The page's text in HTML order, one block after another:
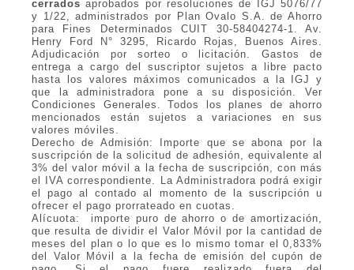
cerradosaprobados por resoluciones de IGJ 5076/77
y 1/22, administrados por Plan Ovalo S.A. de Ahorro
para Fines Determinados CUIT 30-58404274-1. Av.
Henry Ford N° 3295, Ricardo Rojas, Buenos Aires.
Adjudicación por sorteo o licitación. Gastos de
entrega a cargo del suscriptor sujetos a libre pacto
hasta los valores máximos comunicados a la IGJ y
que la administradora pone a su disposición. Ver
Condiciones Generales. Todos los planes de ahorro
mencionados están sujetos a variaciones en sus
valores móviles.
Derecho de Admisión: Importe que se abona por la
suscripción de la solicitud de adhesión, equivalente al
3% del valor móvil a la fecha de suscripción, con más
el IVA correspondiente. La Administradora podrá exigir
el pago al contado al momento de la suscripción u
ofrecer el pago prorrateado en cuotas.
Alícuota: importe puro de ahorro o de amortización,
que resulta de dividir el Valor Móvil por la cantidad de
meses del plan o lo que es lo mismo tomar el 0,833%
del Valor Móvil a la fecha de emisión del cupón de